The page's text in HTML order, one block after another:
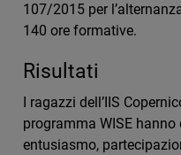
107/2015 per
140 ore formative.
Risultati
I ragazzi dell’IIS
programma WISE
entusiasmo,